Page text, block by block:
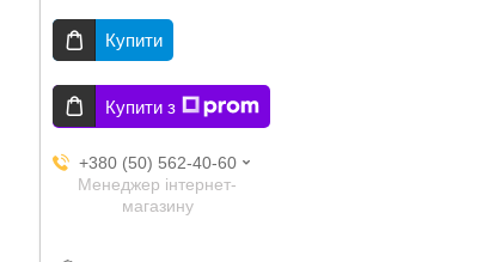
Купити
Купити з
+380 (50) 562-40-60
Менеджер інтернет-
магазину